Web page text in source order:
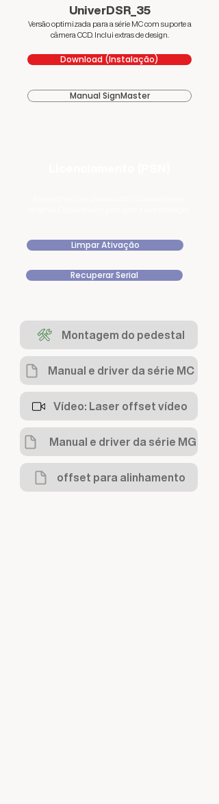
UniverDSR_35
Versão optimizada para a série MC com suporte a
câmera CCD. Inclui extras de design.
Download (Instalação)
Manual SignMaster
Limpar Ativação
Recuperar Serial
Montagem do pedestal
Manual e driver da série MC
Vídeo: Laser offset vídeo
Manual e driver da série MG
offset para alinhamento